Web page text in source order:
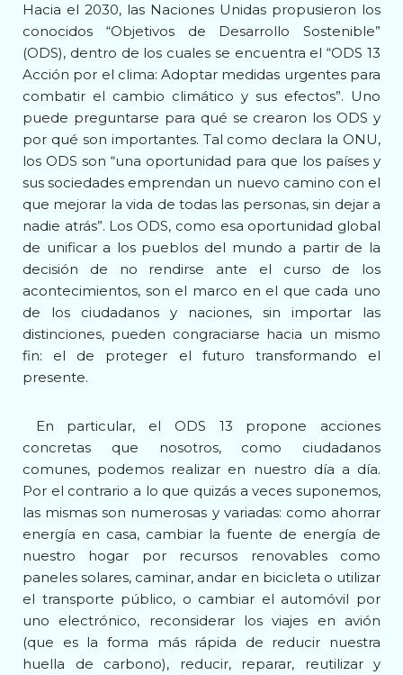
Hacia el 2030, las Naciones Unidas propusieron los
conocidos “Objetivos de Desarrollo Sostenible”
(ODS), dentro de los cuales se encuentra el “ODS 13
Acción por el clima: Adoptar medidas urgentes para
combatir el cambio climático y sus efectos”. Uno
puede preguntarse para qué se crearon los ODS y
por qué son importantes. Tal como declara la ONU,
los ODS son “una oportunidad para que los países y
sus sociedades emprendan un nuevo camino con el
que mejorar la vida de todas las personas, sin dejar a
nadie atrás”. Los ODS, como esa oportunidad global
de unificar a los pueblos del mundo a partir de la
decisión de no rendirse ante el curso de los
acontecimientos, son el marco en el que cada uno
de los ciudadanos y naciones, sin importar las
distinciones, pueden congraciarse hacia un mismo
fin: el de proteger el futuro transformando el
presente.
En particular, el ODS 13 propone acciones
concretas que nosotros, como ciudadanos
comunes, podemos realizar en nuestro día a día.
Por el contrario a lo que quizás a veces suponemos,
las mismas son numerosas y variadas: como ahorrar
energía en casa, cambiar la fuente de energía de
nuestro hogar por recursos renovables como
paneles solares, caminar, andar en bicicleta o utilizar
el transporte público, o cambiar el automóvil por
uno electrónico, reconsiderar los viajes en avión
(que es la forma más rápida de reducir nuestra
huella de carbono), reducir, reparar, reutilizar y